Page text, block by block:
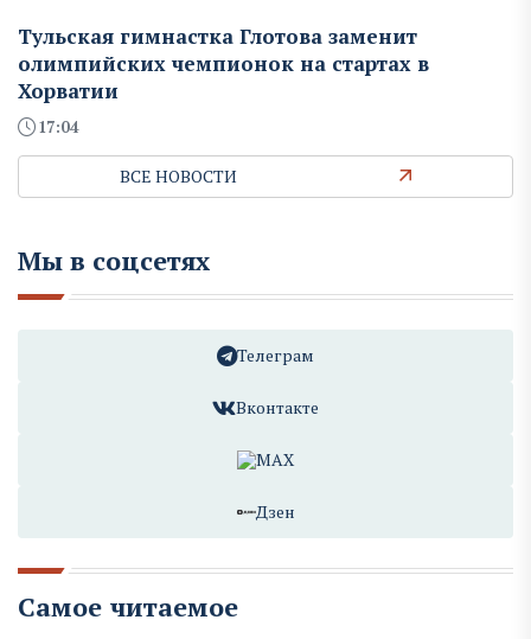
Тульская гимнастка Глотова заменит
олимпийских чемпионок на стартах в
Хорватии
17:04
ВСЕ НОВОСТИ
Мы в соцсетях
Телеграм
Вконтакте
MAX
Дзен
Самое читаемое